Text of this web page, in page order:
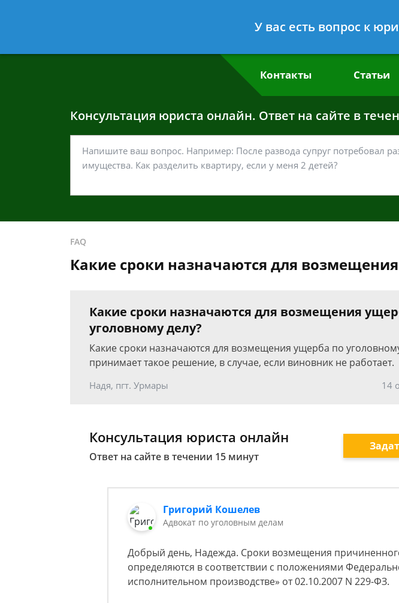
- Адвокат по уголовным делам
Контакты Статьи
Консультация юриста онлайн. Ответ на сайте в
FAQ
Какие сроки назначаются для
Какие сроки назначаются для возмещения
уголовному делу?
Какие сроки назначаются для возмещения ущерба по
принимает такое решение, в случае, если виновник не работает.
Надя, пгт. Урмары 14
Консультация юриста онлайн
Ответ на сайте в течении 15 минут
Григорий Кошелев
Адвокат по уголовным делам
Добрый день, Надежда. Сроки возмещения
определяются в соответствии с положениями
исполнительном производстве» от 02.10.2007 N 229-ФЗ.
У вас есть вопрос к